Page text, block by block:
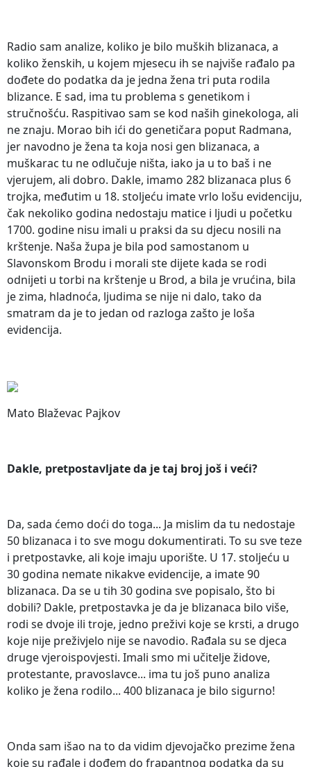
Radio sam analize, koliko je bilo muških blizanaca, a
koliko ženskih, u kojem mjesecu ih se najviše rađalo pa
dođete do podatka da je jedna žena tri puta rodila
blizance. E sad, ima tu problema s genetikom i
stručnošću. Raspitivao sam se kod naših ginekologa, ali
ne znaju. Morao bih ići do genetičara poput Radmana,
jer navodno je žena ta koja nosi gen blizanaca, a
muškarac tu ne odlučuje ništa, iako ja u to baš i ne
vjerujem, ali dobro. Dakle, imamo 282 blizanaca plus 6
trojka, međutim u 18. stoljeću imate vrlo lošu evidenciju,
čak nekoliko godina nedostaju matice i ljudi u početku
1700. godine nisu imali u praksi da su djecu nosili na
krštenje. Naša župa je bila pod samostanom u
Slavonskom Brodu i morali ste dijete kada se rodi
odnijeti u torbi na krštenje u Brod, a bila je vrućina, bila
je zima, hladnoća, ljudima se nije ni dalo, tako da
smatram da je to jedan od razloga zašto je loša
evidencija.
Mato Blaževac Pajkov
Dakle, pretpostavljate da je taj broj još i veći?
Da, sada ćemo doći do toga... Ja mislim da tu nedostaje
50 blizanaca i to sve mogu dokumentirati. To su sve teze
i pretpostavke, ali koje imaju uporište. U 17. stoljeću u
30 godina nemate nikakve evidencije, a imate 90
blizanaca. Da se u tih 30 godina sve popisalo, što bi
dobili? Dakle, pretpostavka je da je blizanaca bilo više,
rodi se dvoje ili troje, jedno preživi koje se krsti, a drugo
koje nije preživjelo nije se navodio. Rađala su se djeca
druge vjeroispovjesti. Imali smo mi učitelje židove,
protestante, pravoslavce... ima tu još puno analiza
koliko je žena rodilo... 400 blizanaca je bilo sigurno!
Onda sam išao na to da vidim djevojačko prezime žena
koje su rađale i dođem do frapantnog podatka da su